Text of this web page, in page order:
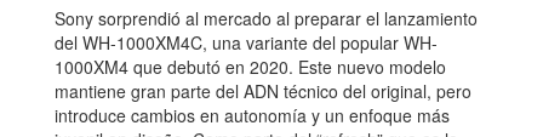
Sony sorprendió al mercado al preparar el lanzamiento
del WH-1000XM4C, una variante del popular WH-
1000XM4 que debutó en 2020. Este nuevo modelo
mantiene gran parte del ADN técnico del original, pero
introduce cambios en autonomía y un enfoque más